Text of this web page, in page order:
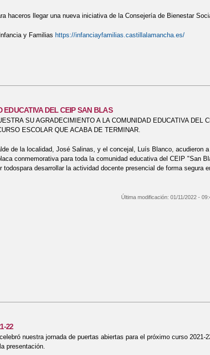
haceros llegar una nueva iniciativa de la Consejería de Bienestar
y Familias https://infanciayfamilias.castillalamancha.es/
DEL CEIP SAN BLAS
SU AGRADECIMIENTO A LA COMUNIDAD EDUCATIVA DEL
ESCOLAR QUE ACABA DE TERMINAR.
de la localidad, José Salinas, y el concejal, Luís Blanco, acudieron a
conmemorativa para toda la comunidad educativa del CEIP "San
desarrollar la actividad docente presencial de forma segura
Última modificación: 01/11/2022 -
22
nuestra jornada de puertas abiertas para el próximo curso 2021-
presentación.